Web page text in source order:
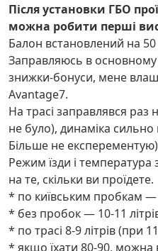
Після установки ГБО
можна робити перші
Балон встановлений на
Заправляюсь в
знижки-бонуси, мене
Avantage7.
На трасі заправлявся раз
не було), динаміка сильно
Більше не експерементую)
Режим їзди і
на те, скільки ви проїдете.
* по київським пробкам —
* без пробок — 10-11
* по трасі 8-9 літрів (при
* якщо їхати 80-90, можна